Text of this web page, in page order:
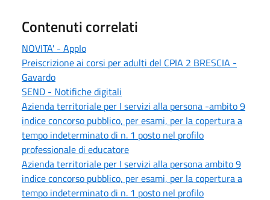
Contenuti correlati
NOVITA' - AppIo
Preiscrizione ai corsi per adulti del CPIA 2 BRESCIA -
Gavardo
SEND - Notifiche digitali
Azienda territoriale per I servizi alla persona -ambito 9
indice concorso pubblico, per esami, per la copertura a
tempo indeterminato di n. 1 posto nel profilo
professionale di educatore
Azienda territoriale per I servizi alla persona ambito 9
indice concorso pubblico, per esami, per la copertura a
tempo indeterminato di n. 1 posto nel profilo